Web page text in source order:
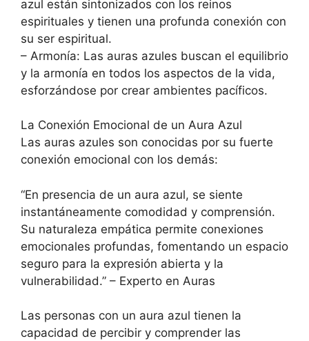
azul están sintonizados con los reinos
espirituales y tienen una profunda conexión con
su ser espiritual.
– Armonía: Las auras azules buscan el equilibrio
y la armonía en todos los aspectos de la vida,
esforzándose por crear ambientes pacíficos.
La Conexión Emocional de un Aura Azul
Las auras azules son conocidas por su fuerte
conexión emocional con los demás:
“En presencia de un aura azul, se siente
instantáneamente comodidad y comprensión.
Su naturaleza empática permite conexiones
emocionales profundas, fomentando un espacio
seguro para la expresión abierta y la
vulnerabilidad.” – Experto en Auras
Las personas con un aura azul tienen la
capacidad de percibir y comprender las